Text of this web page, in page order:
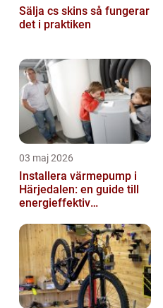
Sälja cs skins så fungerar
det i praktiken
03 maj 2026
Installera värmepump i
Härjedalen: en guide till
energieffektiv